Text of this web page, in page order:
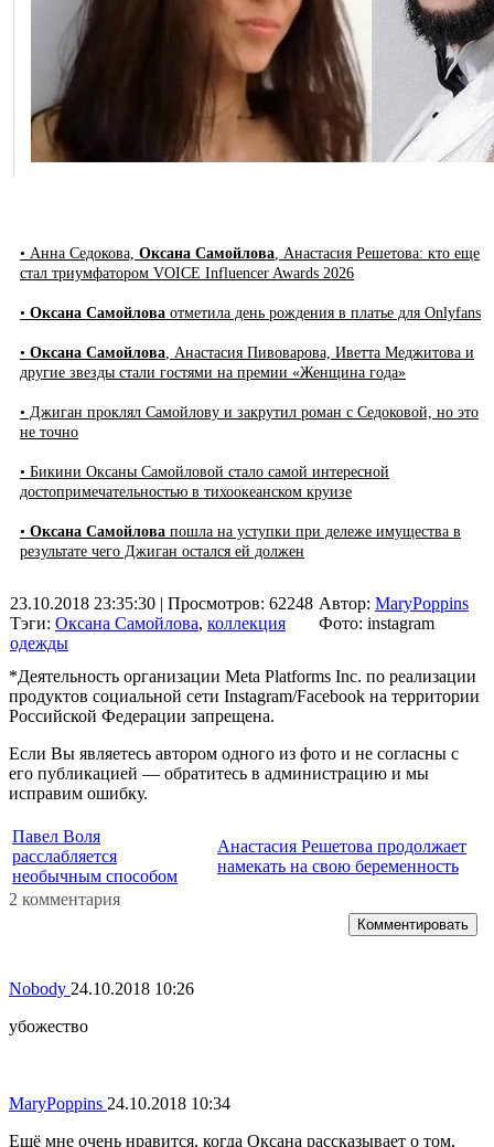
• Анна Седокова, Оксана Самойлова , Анастасия Решетова: кто еще
стал триумфатором VOICE Influencer Awards 2026
• Оксана Самойлова отметила день рождения в платье для Onlyfans
• Оксана Самойлова , Анастасия Пивоварова, Иветта Меджитова и
другие звезды стали гостями на премии «Женщина года»
• Джиган проклял Самойлову и закрутил роман с Седоковой, но это
не точно
• Бикини Оксаны Самойловой стало самой интересной
достопримечательностью в тихоокеанском круизе
• Оксана Самойлова пошла на уступки при дележе имущества в
результате чего Джиган остался ей должен
23.10.2018 23:35:30 | Просмотров: 62248
Тэги: Оксана Самойлова, коллекция
одежды
Автор: MaryPoppins
Фото: instagram
*Деятельность организации Meta Platforms Inc. по реализации
продуктов социальной сети Instagram/Facebook на территории
Российской Федерации запрещена.
Если Вы являетесь автором одного из фото и не согласны с
его публикацией — обратитесь в администрацию и мы
исправим ошибку.
Павел Воля
расслабляется
необычным способом
Анастасия Решетова продолжает
намекать на свою беременность
2 комментария
Комментировать
Nobody 24.10.2018 10:26
убожество
MaryPoppins 24.10.2018 10:34
Ещё мне очень нравится, когда Оксана рассказывает о том,